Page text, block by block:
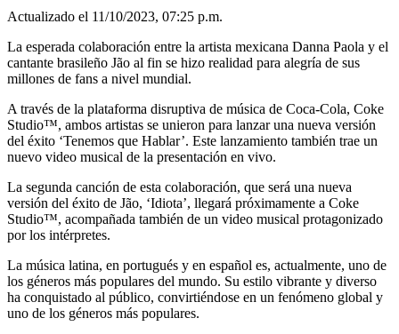
Actualizado el 11/10/2023, 07:25 p.m.
La esperada colaboración entre la artista mexicana Danna Paola y el
cantante brasileño Jão al fin se hizo realidad para alegría de sus
millones de fans a nivel mundial.
A través de la plataforma disruptiva de música de Coca-Cola, Coke
Studio™, ambos artistas se unieron para lanzar una nueva versión
del éxito ‘Tenemos que Hablar’. Este lanzamiento también trae un
nuevo video musical de la presentación en vivo.
La segunda canción de esta colaboración, que será una nueva
versión del éxito de Jão, ‘Idiota’, llegará próximamente a Coke
Studio™, acompañada también de un video musical protagonizado
por los intérpretes.
La música latina, en portugués y en español es, actualmente, uno de
los géneros más populares del mundo. Su estilo vibrante y diverso
ha conquistado al público, convirtiéndose en un fenómeno global y
uno de los géneros más populares.